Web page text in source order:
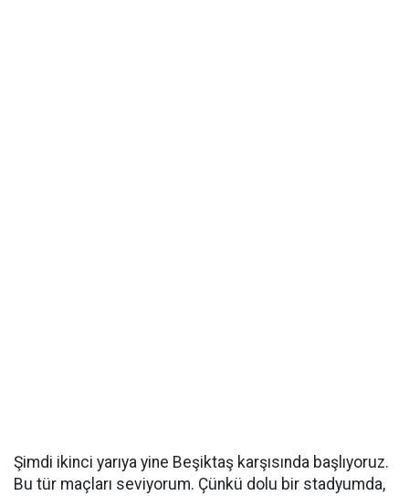
Şimdi ikinci yarıya yine Beşiktaş karşısında başlıyoruz.
Bu tür maçları seviyorum. Çünkü dolu bir stadyumda,